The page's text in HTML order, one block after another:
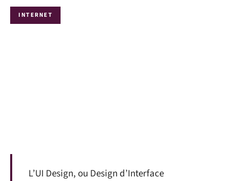
INTERNET
L’UI Design, ou Design d’Interface